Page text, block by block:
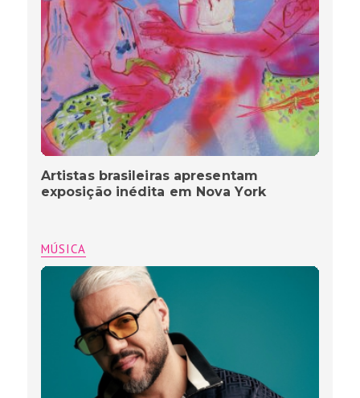
Artistas brasileiras apresentam
exposição inédita em Nova York
MÚSICA